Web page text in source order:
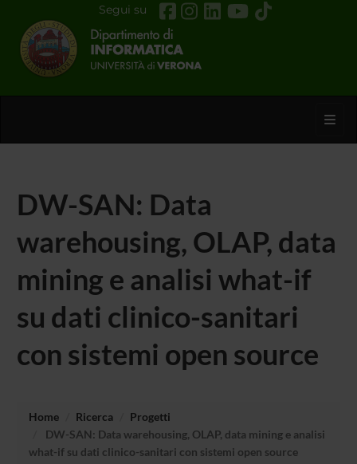
Segui su
DW-SAN: Data
warehousing, OLAP, data
mining e analisi what-if
su dati clinico-sanitari
con sistemi open source
Home Ricerca
Progetti
DW-SAN: Data warehousing, OLAP, data mining e analisi
what-if su dati clinico-sanitari con sistemi open source